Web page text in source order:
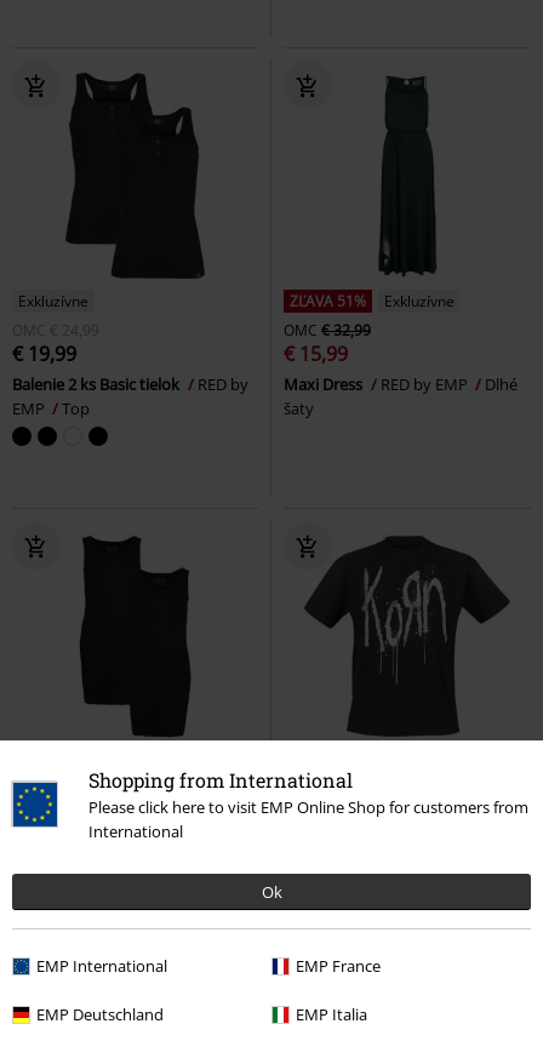
Shopping from International
Please click here to visit EMP Online Shop for customers from
International
Ok
EMP International EMP France
EMP Deutschland EMP Italia
Exkluzívne
OMC € 24,99
€ 19,99
Balenie 2 ks Basic tielok
RED by
EMP
Top
ZĽAVA 51%
Exkluzívne
OMC € 32,99
€ 15,99
Maxi Dress RED by EMP
Dlhé
šaty
OMC € 29,99
€ 15,99
Balenie 2 ks šiat
RED by EMP
Krátke šaty
OMCOd€ 24,99
Od€ 23,99